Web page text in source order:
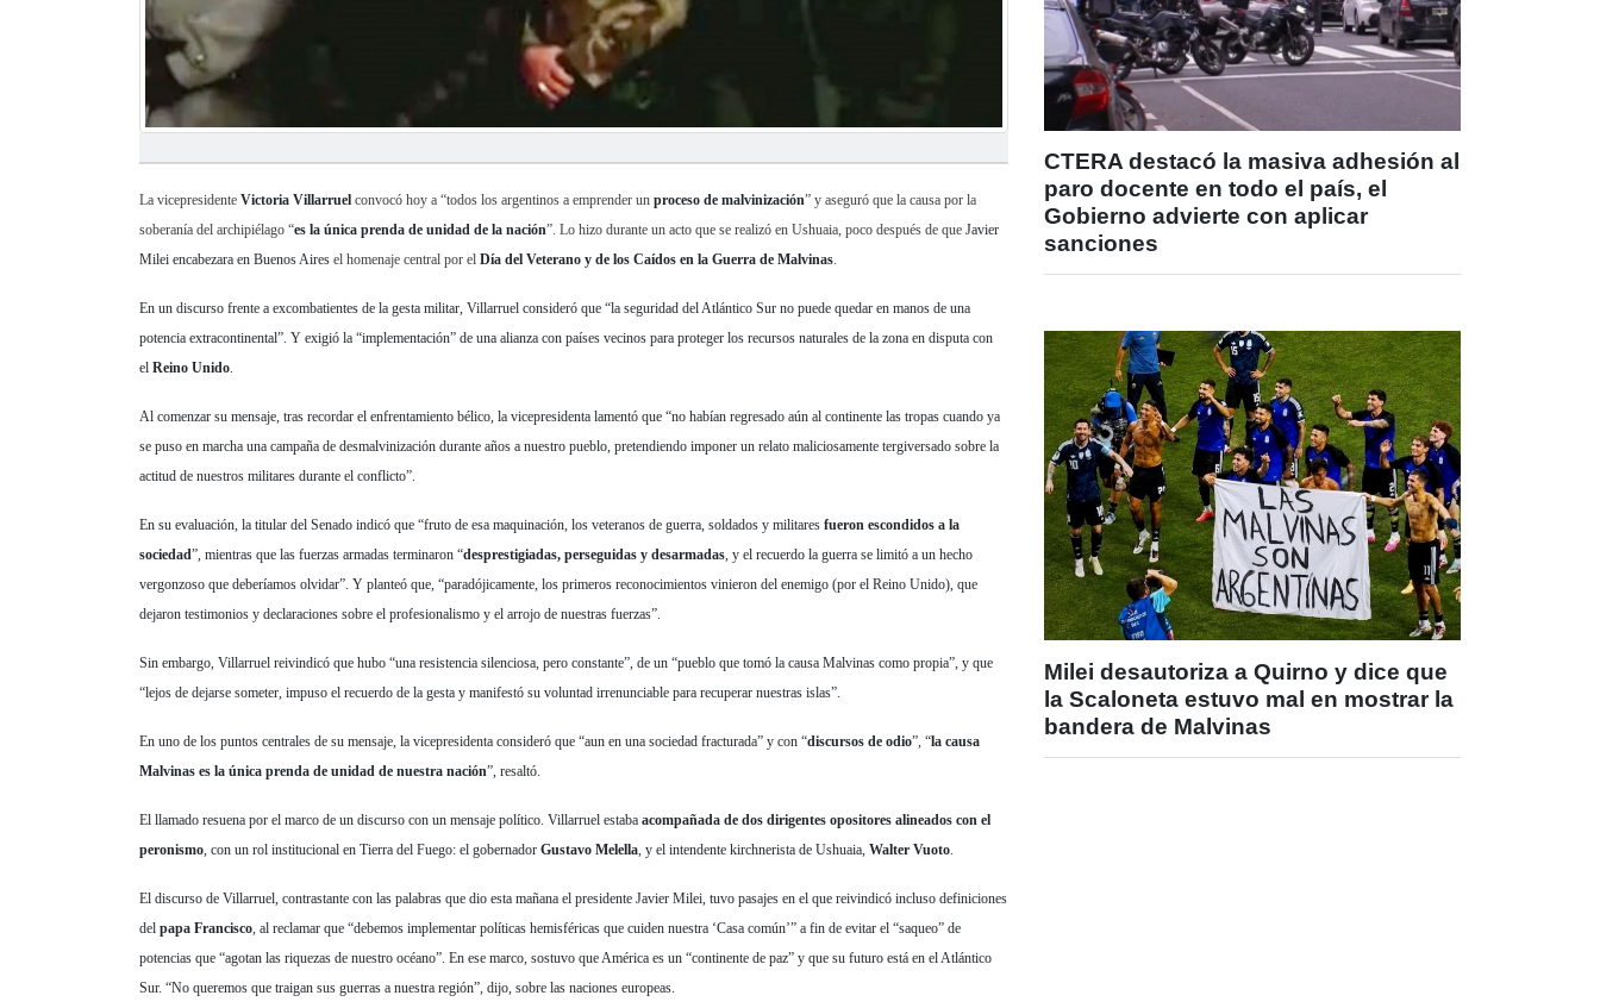
La vicepresidente Victoria Villarruel convocó hoy a “todos los argentinos a emprender un proceso de malvinización” y aseguró que la causa por la
soberanía del archipiélago “es la única prenda de unidad de la nación”. Lo hizo durante un acto que se realizó en Ushuaia, poco después de que Javier
Milei encabezara en Buenos Aires el homenaje central por el Día del Veterano y de los Caídos en la Guerra de Malvinas.
En un discurso frente a excombatientes de la gesta militar, Villarruel consideró que “la seguridad del Atlántico Sur no puede quedar en manos de una
potencia extracontinental”. Y exigió la “implementación” de una alianza con países vecinos para proteger los recursos naturales de la zona en disputa con
el Reino Unido.
Al comenzar su mensaje, tras recordar el enfrentamiento bélico, la vicepresidenta lamentó que “no habían regresado aún al continente las tropas cuando ya
se puso en marcha una campaña de desmalvinización durante años a nuestro pueblo, pretendiendo imponer un relato maliciosamente tergiversado sobre la
actitud de nuestros militares durante el conflicto”.
En su evaluación, la titular del Senado indicó que “fruto de esa maquinación, los veteranos de guerra, soldados y militares fueron escondidos a la
sociedad”, mientras que las fuerzas armadas terminaron “desprestigiadas, perseguidas y desarmadas, y el recuerdo la guerra se limitó a un hecho
vergonzoso que deberíamos olvidar”. Y planteó que, “paradójicamente, los primeros reconocimientos vinieron del enemigo (por el Reino Unido), que
dejaron testimonios y declaraciones sobre el profesionalismo y el arrojo de nuestras fuerzas”.
Sin embargo, Villarruel reivindicó que hubo “una resistencia silenciosa, pero constante”, de un “pueblo que tomó la causa Malvinas como propia”, y que
“lejos de dejarse someter, impuso el recuerdo de la gesta y manifestó su voluntad irrenunciable para recuperar nuestras islas”.
En uno de los puntos centrales de su mensaje, la vicepresidenta consideró que “aun en una sociedad fracturada” y con “discursos de odio”, “la causa
Malvinas es la única prenda de unidad de nuestra nación”, resaltó.
El llamado resuena por el marco de un discurso con un mensaje político. Villarruel estaba acompañada de dos dirigentes opositores alineados con el
peronismo, con un rol institucional en Tierra del Fuego: el gobernador Gustavo Melella, y el intendente kirchnerista de Ushuaia, Walter Vuoto.
El discurso de Villarruel, contrastante con las palabras que dio esta mañana el presidente Javier Milei, tuvo pasajes en el que reivindicó incluso definiciones
del papa Francisco, al reclamar que “debemos implementar políticas hemisféricas que cuiden nuestra ‘Casa común’” a fin de evitar el “saqueo” de
potencias que “agotan las riquezas de nuestro océano”. En ese marco, sostuvo que América es un “continente de paz” y que su futuro está en el Atlántico
Sur. “No queremos que traigan sus guerras a nuestra región”, dijo, sobre las naciones europeas.
CTERA destacó la masiva adhesión al
paro docente en todo el país, el
Gobierno advierte con aplicar
sanciones
Milei desautoriza a Quirno y dice que
la Scaloneta estuvo mal en mostrar la
bandera de Malvinas